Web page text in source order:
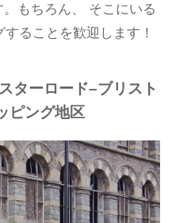
もちろん、 そこにいる
ることを歓迎します！
ターロード–ブリスト
ピング地区